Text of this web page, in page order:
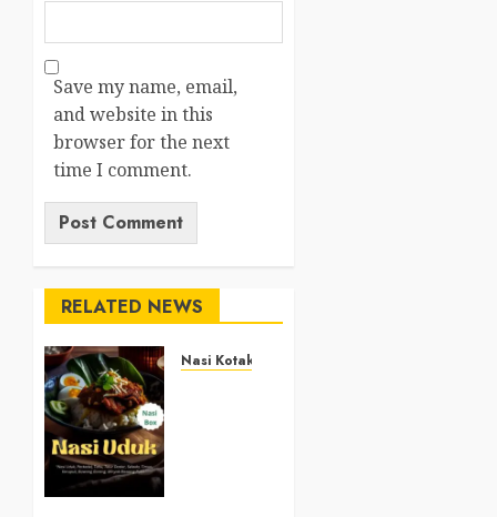
Save my name, email,
and website in this
browser for the next
time I comment.
RELATED NEWS
Nasi Kotak